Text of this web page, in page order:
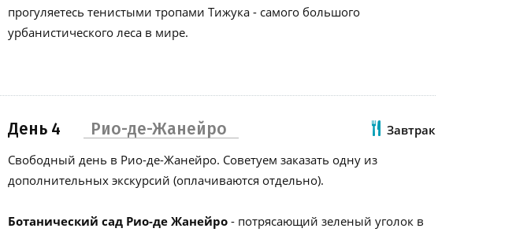
прогуляетесь тенистыми тропами Тижука - самого большого
урбанистического леса в мире.
День 4 Рио-де-Жанейро
Завтрак
Cвободный день в Рио-де-Жанейро. Советуем заказать одну из
дополнительных экскурсий (оплачиваются отдельно).
Ботанический сад Рио-де Жанейро - потрясающий зеленый уголок в